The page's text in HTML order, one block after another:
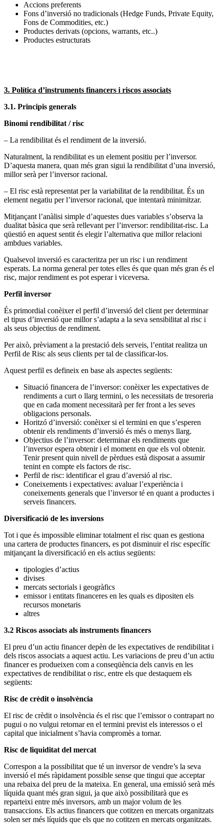
Accions preferents
Fons d’inversió no tradicionals (Hedge Funds, Private Equity,
Fons de Commodities, etc.)
Productes derivats (opcions, warrants, etc..)
Productes estructurats
3. Política d’instruments financers i riscos associats
3.1. Principis generals
Binomi rendibilitat / risc
– La rendibilitat és el rendiment de la inversió.
Naturalment, la rendibilitat es un element positiu per l’inversor.
D’aquesta manera, quan més gran sigui la rendibilitat d’una inversió,
millor serà per l’inversor racional.
– El risc està representat per la variabilitat de la rendibilitat. És un
element negatiu per l’inversor racional, que intentarà minimitzar.
Mitjançant l’anàlisi simple d’aquestes dues variables s’observa la
dualitat bàsica que serà rellevant per l’inversor: rendibilitat-risc. La
qüestió en aquest sentit és elegir l’alternativa que millor relacioni
ambdues variables.
Qualsevol inversió es caracteritza per un risc i un rendiment
esperats. La norma general per totes elles és que quan més gran és el
risc, major rendiment es pot esperar i viceversa.
Perfil inversor
És primordial conèixer el perfil d’inversió del client per determinar
el tipus d’inversió que millor s’adapta a la seva sensibilitat al risc i
als seus objectius de rendiment.
Per això, prèviament a la prestació dels serveis, l’entitat realitza un
Perfil de Risc als seus clients per tal de classificar-los.
Aquest perfil es defineix en base als aspectes següents:
Situació financera de l’inversor: conèixer les expectatives de
rendiments a curt o llarg termini, o les necessitats de tresoreria
que en cada moment necessitarà per fer front a les seves
obligacions personals.
Horitzó d’inversió: conèixer si el termini en que s’esperen
obtenir els rendiments d’inversió és més o menys llarg.
Objectius de l’inversor: determinar els rendiments que
l’inversor espera obtenir i el moment en que els vol obtenir.
Tenir present quin nivell de pèrdues està disposat a assumir
tenint en compte els factors de risc.
Perfil de risc: identificar el grau d’aversió al risc.
Coneixements i expectatives: avaluar l’experiència i
coneixements generals que l’inversor té en quant a productes i
serveis financers.
Diversificació de les inversions
Tot i que és impossible eliminar totalment el risc quan es gestiona
una cartera de productes financers, es pot disminuir el risc específic
mitjançant la diversificació en els actius següents:
tipologies d’actius
divises
mercats sectorials i geogràfics
emissor i entitats financeres en les quals es dipositen els
recursos monetaris
altres
3.2 Riscos associats als instruments financers
El preu d’un actiu financer depèn de les expectatives de rendibilitat i
dels riscos associats a aquest actiu. Les variacions de preu d’un actiu
financer es produeixen com a conseqüència dels canvis en les
expectatives de rendibilitat o risc, entre els que destaquem els
següents:
Risc de crèdit o insolvència
El risc de crèdit o insolvència és el risc que l’emissor o contrapart no
pugui o no vulgui retornar en el termini previst els interessos o el
capital que inicialment s’havia compromès a tornar.
Risc de liquiditat del mercat
Correspon a la possibilitat que té un inversor de vendre’s la seva
inversió el més ràpidament possible sense que tingui que acceptar
una rebaixa del preu de la mateixa. En general, una emissió serà més
líquida quant més gran sigui, ja que això possibilitarà que es
reparteixi entre més inversors, amb un major volum de les
transaccions. Els actius financers que cotitzen en mercats organitzats
solen ser més líquids que els que no cotitzen en mercats organitzats.